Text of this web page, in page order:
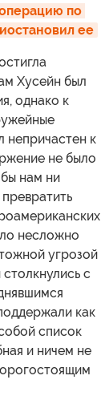
по
ее
Хусейн был
однако к
непричастен к
не было
нам ни
несложно
угрозой
с
как
список
и ничем не